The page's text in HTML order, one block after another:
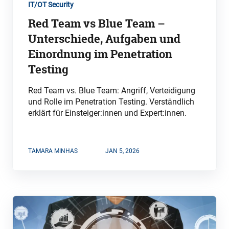
IT/OT Security
Red Team vs Blue Team –
Unterschiede, Aufgaben und
Einordnung im Penetration
Testing
Red Team vs. Blue Team: Angriff, Verteidigung
und Rolle im Penetration Testing. Verständlich
erklärt für Einsteiger:innen und Expert:innen.
TAMARA MINHAS JAN 5, 2026